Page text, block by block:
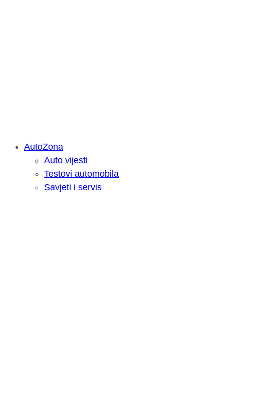
Savjetujemo: Što učiniti kada vaš iPad treba
AutoZona
Auto vijesti
Testovi automobila
Savjeti i servis